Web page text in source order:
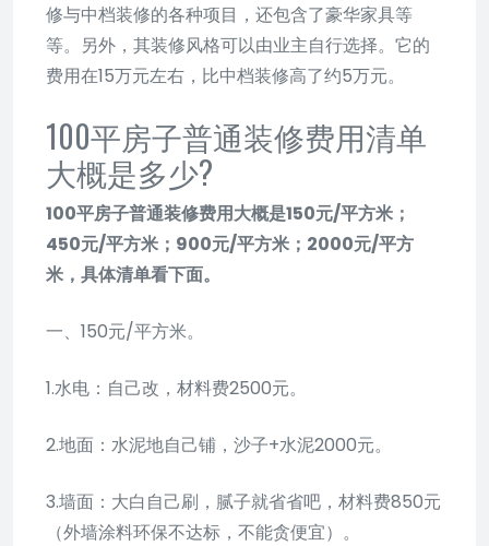
修与中档装修的各种项目，还包含了豪华家具等
等。另外，其装修风格可以由业主自行选择。它的
费用在15万元左右，比中档装修高了约5万元。
100平房子普通装修费用清单
大概是多少?
100平房子普通装修费用大概是150元/平方米；
450元/平方米；900元/平方米；2000元/平方
米，具体清单看下面。
一、150元/平方米。
1.水电：自己改，材料费2500元。
2.地面：水泥地自己铺，沙子+水泥2000元。
3.墙面：大白自己刷，腻子就省省吧，材料费850元
（外墙涂料环保不达标，不能贪便宜）。